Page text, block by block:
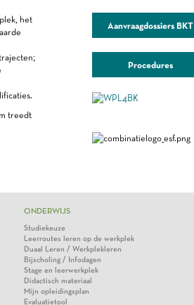
het
treedt
Aanvraagdossiers BKT
Procedures
ONDERWIJS
Studiekeuze
Leerroutes leren op de werkplek
Duaal Leren / Werkplekleren
Bijscholing / Infodagen
Stage en leerwerkplek
Didactisch materiaal
Mijn opleidingsplan
Evaluatietool